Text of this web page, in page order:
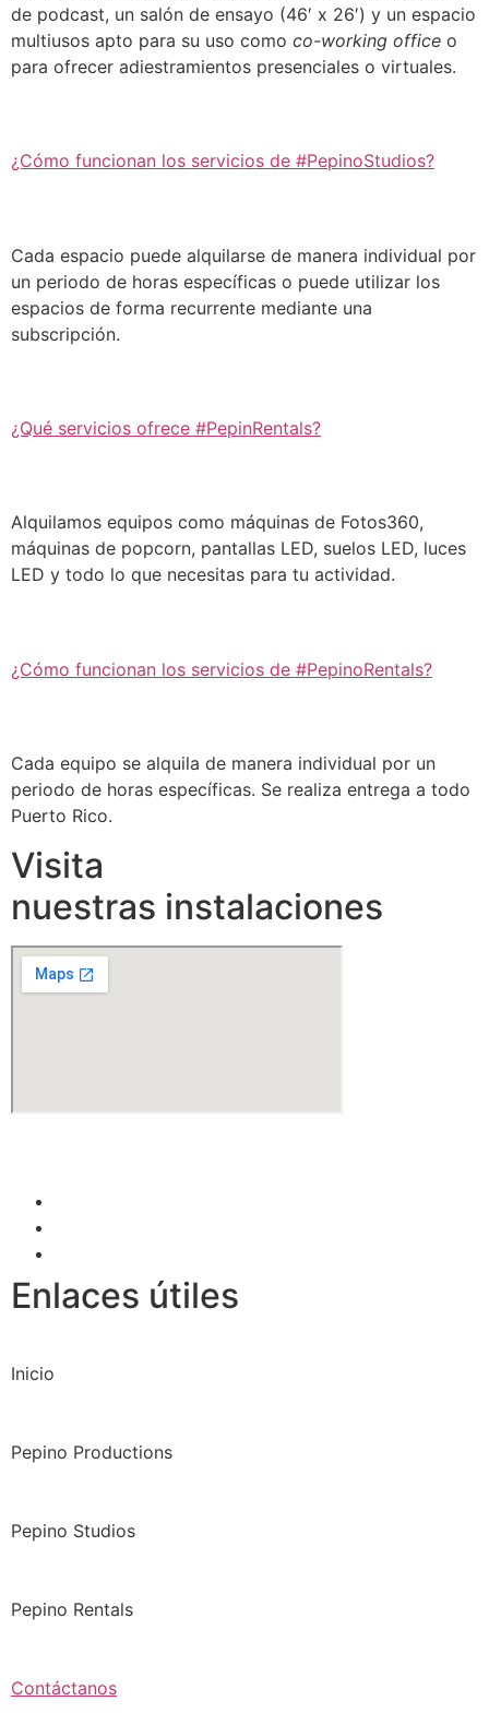
de podcast, un salón de ensayo (46′ x 26′) y un espacio
multiusos apto para su uso como co-working office o
para ofrecer adiestramientos presenciales o virtuales.
¿Cómo funcionan los servicios de #PepinoStudios?
Cada espacio puede alquilarse de manera individual por
un periodo de horas específicas o puede utilizar los
espacios de forma recurrente mediante una
subscripción.
¿Qué servicios ofrece #PepinRentals?
Alquilamos equipos como máquinas de Fotos360,
máquinas de popcorn, pantallas LED, suelos LED, luces
LED y todo lo que necesitas para tu actividad.
¿Cómo funcionan los servicios de #PepinoRentals?
Cada equipo se alquila de manera individual por un
periodo de horas específicas. Se realiza entrega a todo
Puerto Rico.
Visita
nuestras instalaciones
Enlaces útiles
Inicio
Pepino Productions
Pepino Studios
Pepino Rentals
Contáctanos